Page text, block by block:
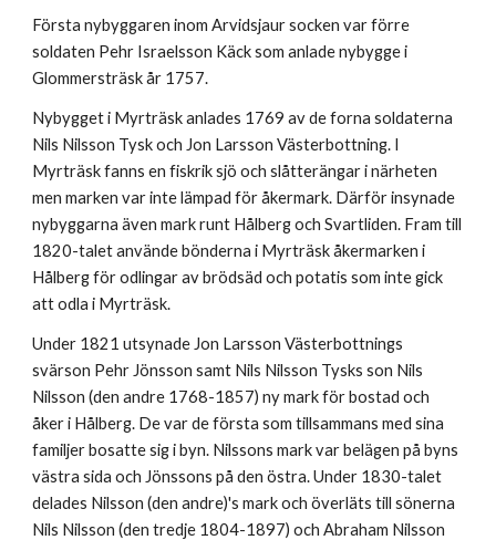
Första nybyggaren inom Arvidsjaur socken var förre
soldaten Pehr Israelsson Käck som anlade nybygge i
Glommersträsk år 1757.
Nybygget i Myrträsk anlades 1769 av de forna soldaterna
Nils Nilsson Tyskoch Jon Larsson Västerbottning. I
Myrträsk fanns en fiskrik sjö och slåtterängar i närheten
men marken var inte lämpad för åkermark. Därför insynade
nybyggarna även mark runt Hålberg och Svartliden. Fram till
1820-talet använde bönderna i Myrträsk åkermarken i
Hålberg för odlingar av brödsäd och potatis som inte gick
att odla i Myrträsk.
Under 1821 utsynade Jon Larsson Västerbottnings
svärson Pehr Jönsson samt Nils Nilsson Tysks son Nils
Nilsson (den andre 1768-1857) ny mark för bostad och
åker i Hålberg. De var de första som tillsammans med sina
familjer bosatte sig i byn. Nilssons mark var belägen på byns
västra sida och Jönssons på den östra. Under 1830-talet
delades Nilsson (den andre)'s mark och överläts till sönerna
Nils Nilsson (den tredje 1804-1897) ochAbraham Nilsson